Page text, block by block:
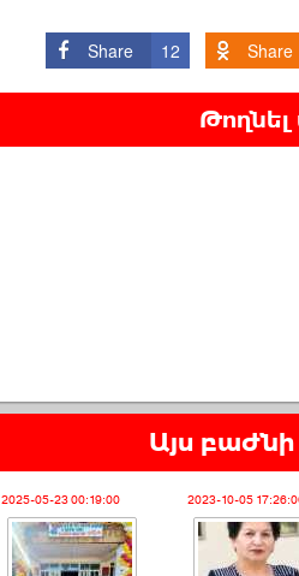
Share 12 Share
Թողնել
Այս բաժնի
2025-05-23 00:19:00 2023-10-05